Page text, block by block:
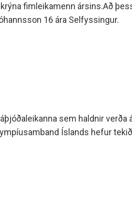
fimleikamenn ársins.Að
16 ára Selfyssingur.
sem haldnir verða
Íslands hefur